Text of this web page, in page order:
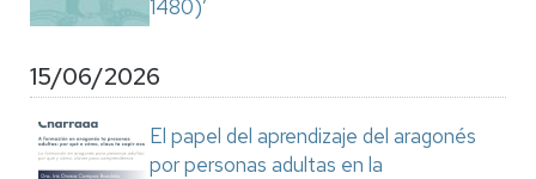
1480)’
15/06/2026
El papel del aprendizaje del aragonés
por personas adultas en la